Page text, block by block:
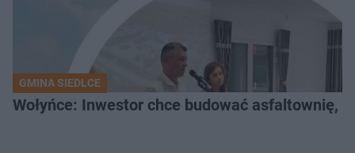
GMINA SIEDLCE
Wołyńce: Inwestor chce budować asfaltownię,